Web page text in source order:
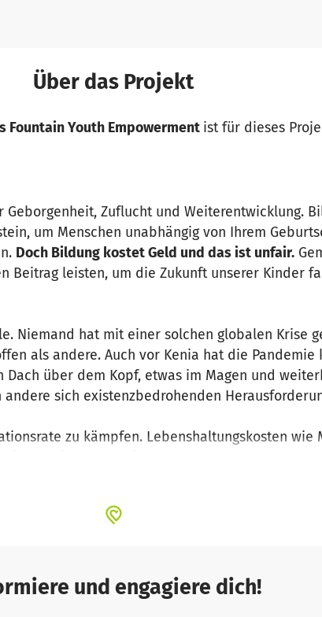
Über das Projekt
Fountain Youth Empowerment ist für dieses
Geborgenheit, Zuflucht und Weiterentwicklung.
um Menschen unabhängig von Ihrem
Doch Bildung kostet Geld und das ist unfair.
Beitrag leisten, um die Zukunft unserer Kinder
Niemand hat mit einer solchen globalen Krise
als andere. Auch vor Kenia hat die Pandemie
über dem Kopf, etwas im Magen und
sich existenzbedrohenden
zu kämpfen. Lebenshaltungskosten wie
sondern auch für unser Personal
mussten.
Kinder registriert zu haben, mussten wir in
ca. 100 Kinder erweitern. Einerseits schön, da wir
und engagiere dich!